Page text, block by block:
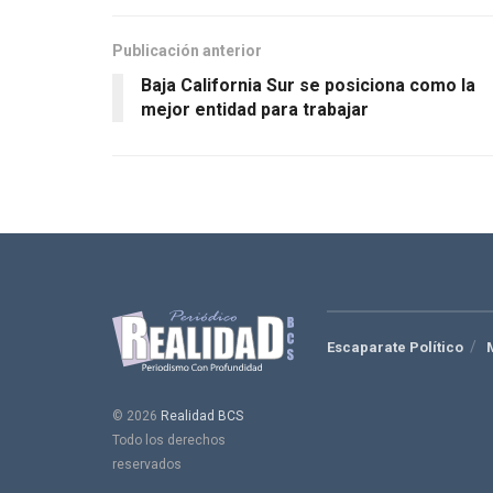
Publicación anterior
Baja California Sur se posiciona como la
mejor entidad para trabajar
© 2026 Realidad BCS
Todo los derechos
reservados
Escaparate Político